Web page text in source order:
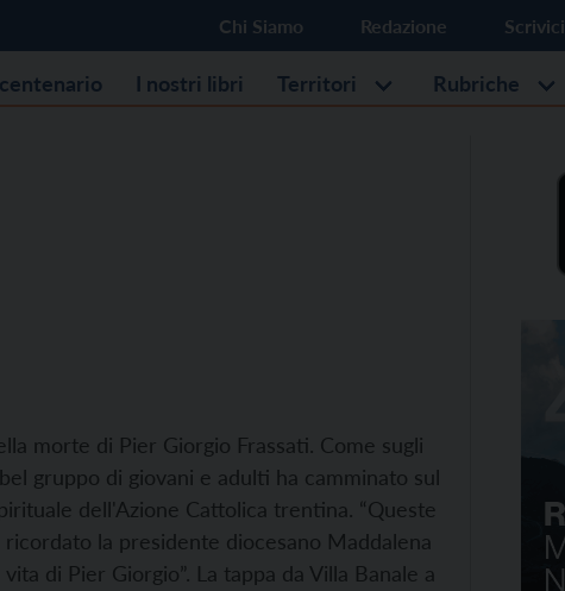
Chi Siamo Redazione Scrivici
I nostri libri Territori Rubriche
morte di Pier Giorgio Frassati. Come sugli
gruppo di giovani e adulti ha camminato sul
dell'Azione Cattolica trentina. “Queste
la presidente diocesano Maddalena
di Pier Giorgio”. La tappa da Villa Banale a